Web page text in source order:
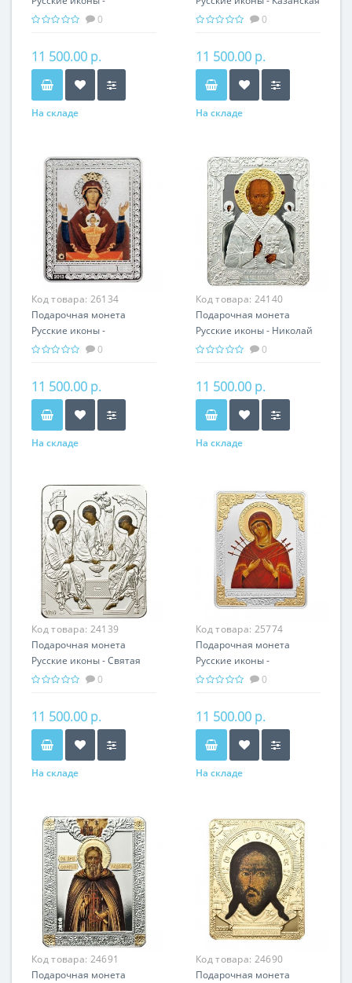
Владимирская икона
25.00 гр - православный
подарок
0
11 500.00 р.
На складе
икона Божьей Матери
православный подарок
0
11 500.00 р.
На складе
Код товара: 26134
Подарочная монета
Русские иконы -
Неупиваемая чаша
православный подарок
0
11 500.00 р.
На складе
Код товара: 24140
Подарочная монета
Русские иконы - Николай
Чудотворец серебро 25.00
подарок
0
11 500.00 р.
На складе
Код товара: 24139
Подарочная монета
Русские иконы - Святая
Троица серебро 25.00 гр -
0
11 500.00 р.
На складе
Код товара: 25774
Подарочная монета
Русские иконы -
Семистрельная серебро
подарок
0
11 500.00 р.
На складе
Код товара: 24691
Подарочная монета
Код товара: 24690
Подарочная монета